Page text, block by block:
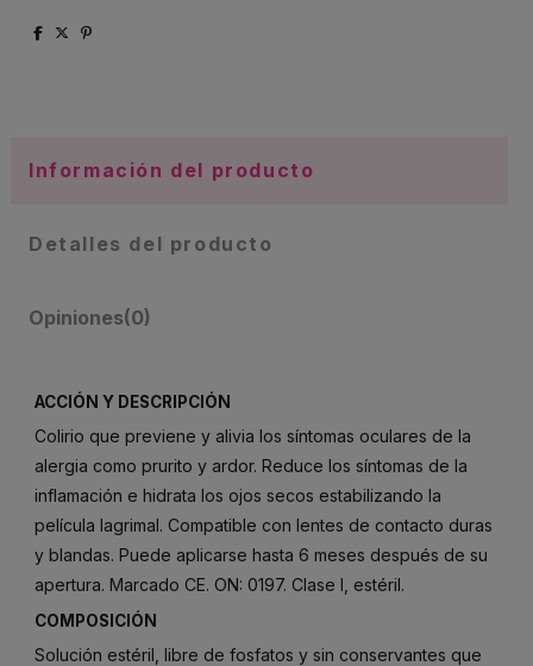
Información del producto
Detalles del producto
Opiniones(0)
ACCIÓN Y DESCRIPCIÓN
Colirio que previene y alivia los síntomas oculares de la
alergia como prurito y ardor. Reduce los síntomas de la
inflamación e hidrata los ojos secos estabilizando la
película lagrimal. Compatible con lentes de contacto duras
y blandas. Puede aplicarse hasta 6 meses después de su
apertura. Marcado CE. ON: 0197. Clase I, estéril.
COMPOSICIÓN
Solución estéril, libre de fosfatos y sin conservantes que